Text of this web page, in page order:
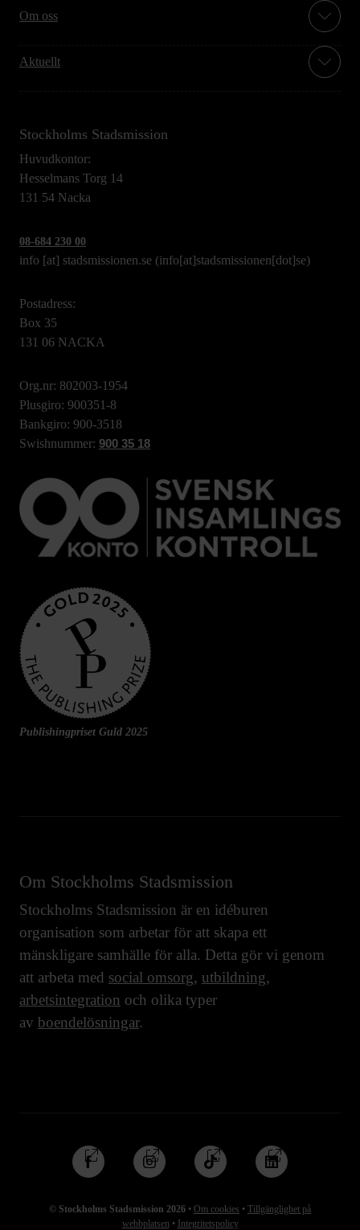
Om oss
Aktuellt
Stockholms Stadsmission
Huvudkontor:
Hesselmans Torg 14
131 54 Nacka
08-684 230 00
info [at] stadsmissionen.se (info[at]stadsmissionen[dot]se)
Postadress:
Box 35
131 06 NACKA
Org.nr: 802003-1954
Plusgiro: 900351-8
Bankgiro: 900-3518
Swishnummer: 900 35 18
Publishingpriset Guld 2025
Om Stockholms Stadsmission
Stockholms Stadsmission är en idéburen
organisation som arbetar för att skapa ett
mänskligare samhälle för alla. Detta gör vi genom
att arbeta med social omsorg, utbildning,
arbetsintegration och olika typer
av boendelösningar.
© Stockholms Stadsmission 2026 • Om cookies • Tillgänglighet på
webbplatsen • Integritetspolicy
Följ
oss
Facebook
Följ
oss
Instagram
Följ
oss
TikTok
Följ
oss
Linkedin